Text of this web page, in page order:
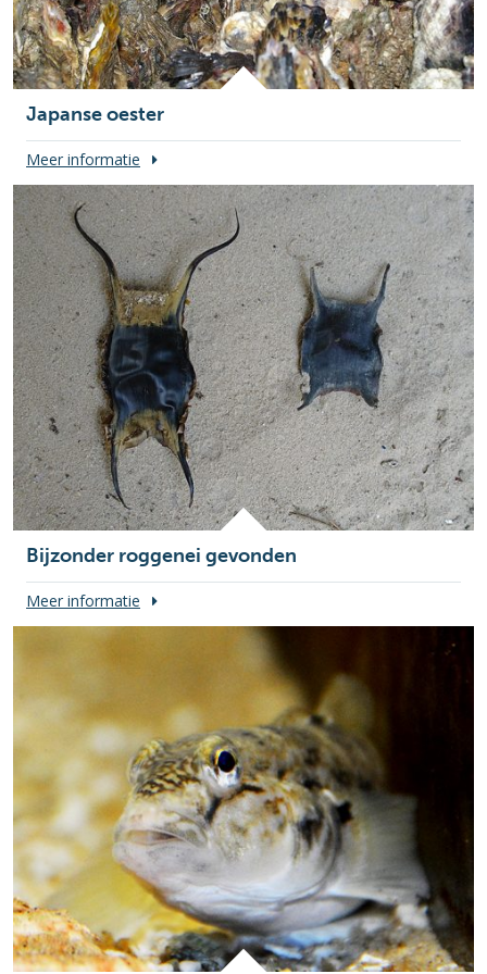
Japanse oester
Meer informatie
Bijzonder roggenei gevonden
Meer informatie